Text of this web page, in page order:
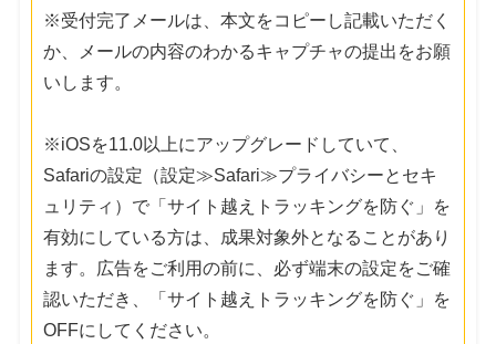
※受付完了メールは、本文をコピーし記載いただく
か、メールの内容のわかるキャプチャの提出をお願
いします。
※iOSを11.0以上にアップグレードしていて、
Safariの設定（設定≫Safari≫プライバシーとセキ
ュリティ）で「サイト越えトラッキングを防ぐ」を
有効にしている方は、成果対象外となることがあり
ます。広告をご利用の前に、必ず端末の設定をご確
認いただき、「サイト越えトラッキングを防ぐ」を
OFFにしてください。